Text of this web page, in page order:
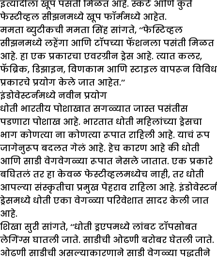
इत्यादीला खूप पसंती मिळत आहे. स्कर्ट आणि कुर्ते
फेस्टीव्हल सीझनमध्ये खूप फॉर्ममध्ये आहेत.
ममता ब्युटीकची ममता सिंह सांगते, ‘‘फेस्टिव्हल
सीझनमध्ये लहेंगा आणि टॉपच्या फॅशनला पसंती मिळत
आहे. हा एक प्रकारचा एवरग्रीन ड्रेस आहे. त्यात कलर,
फॅब्रिक, डिझाइन, विणकाम आणि स्टाइल वापरून विविध
प्रकारचे प्रयोग केले जात आहेत.’’
इंडोवेस्टर्नमध्ये नवीन प्रयोग
धोती भारतीय पोशाखात सगळ्यात जास्त पसंतीस
पडणारा पोशाख आहे. भारतात धोती महिलांच्या ड्रेसचा
भाग कोणत्या ना कोणत्या रूपात राहिली आहे. याचं रूप
जागेनुरूप बदलत गेलं आहे. हेच कारण आहे की धोती
आणि साडी वेगवेगळ्या रूपात नेसले जातात. एक प्रकारे
बघितलं तर हा केवळ फेस्टीव्हलमध्येच नाही, तर धोती
आपल्या संस्कृतीचा प्रमुख पेहराव राहिला आहे. इंडोवेस्टर्न
ड्रेसमध्ये धोती एका वेगळ्या परिवेशात सादर केली जात
आहे.
शिखा सुरी सांगते, ‘‘धोती ड्रएपमध्ये लांबट टॉपसोबत
लेगिंग्स घातली जाते. साडीची ओढणी बरोबर घेतली जाते.
ओढणी साडीची असल्याकारणाने साडी वेगळ्या पद्धतीने